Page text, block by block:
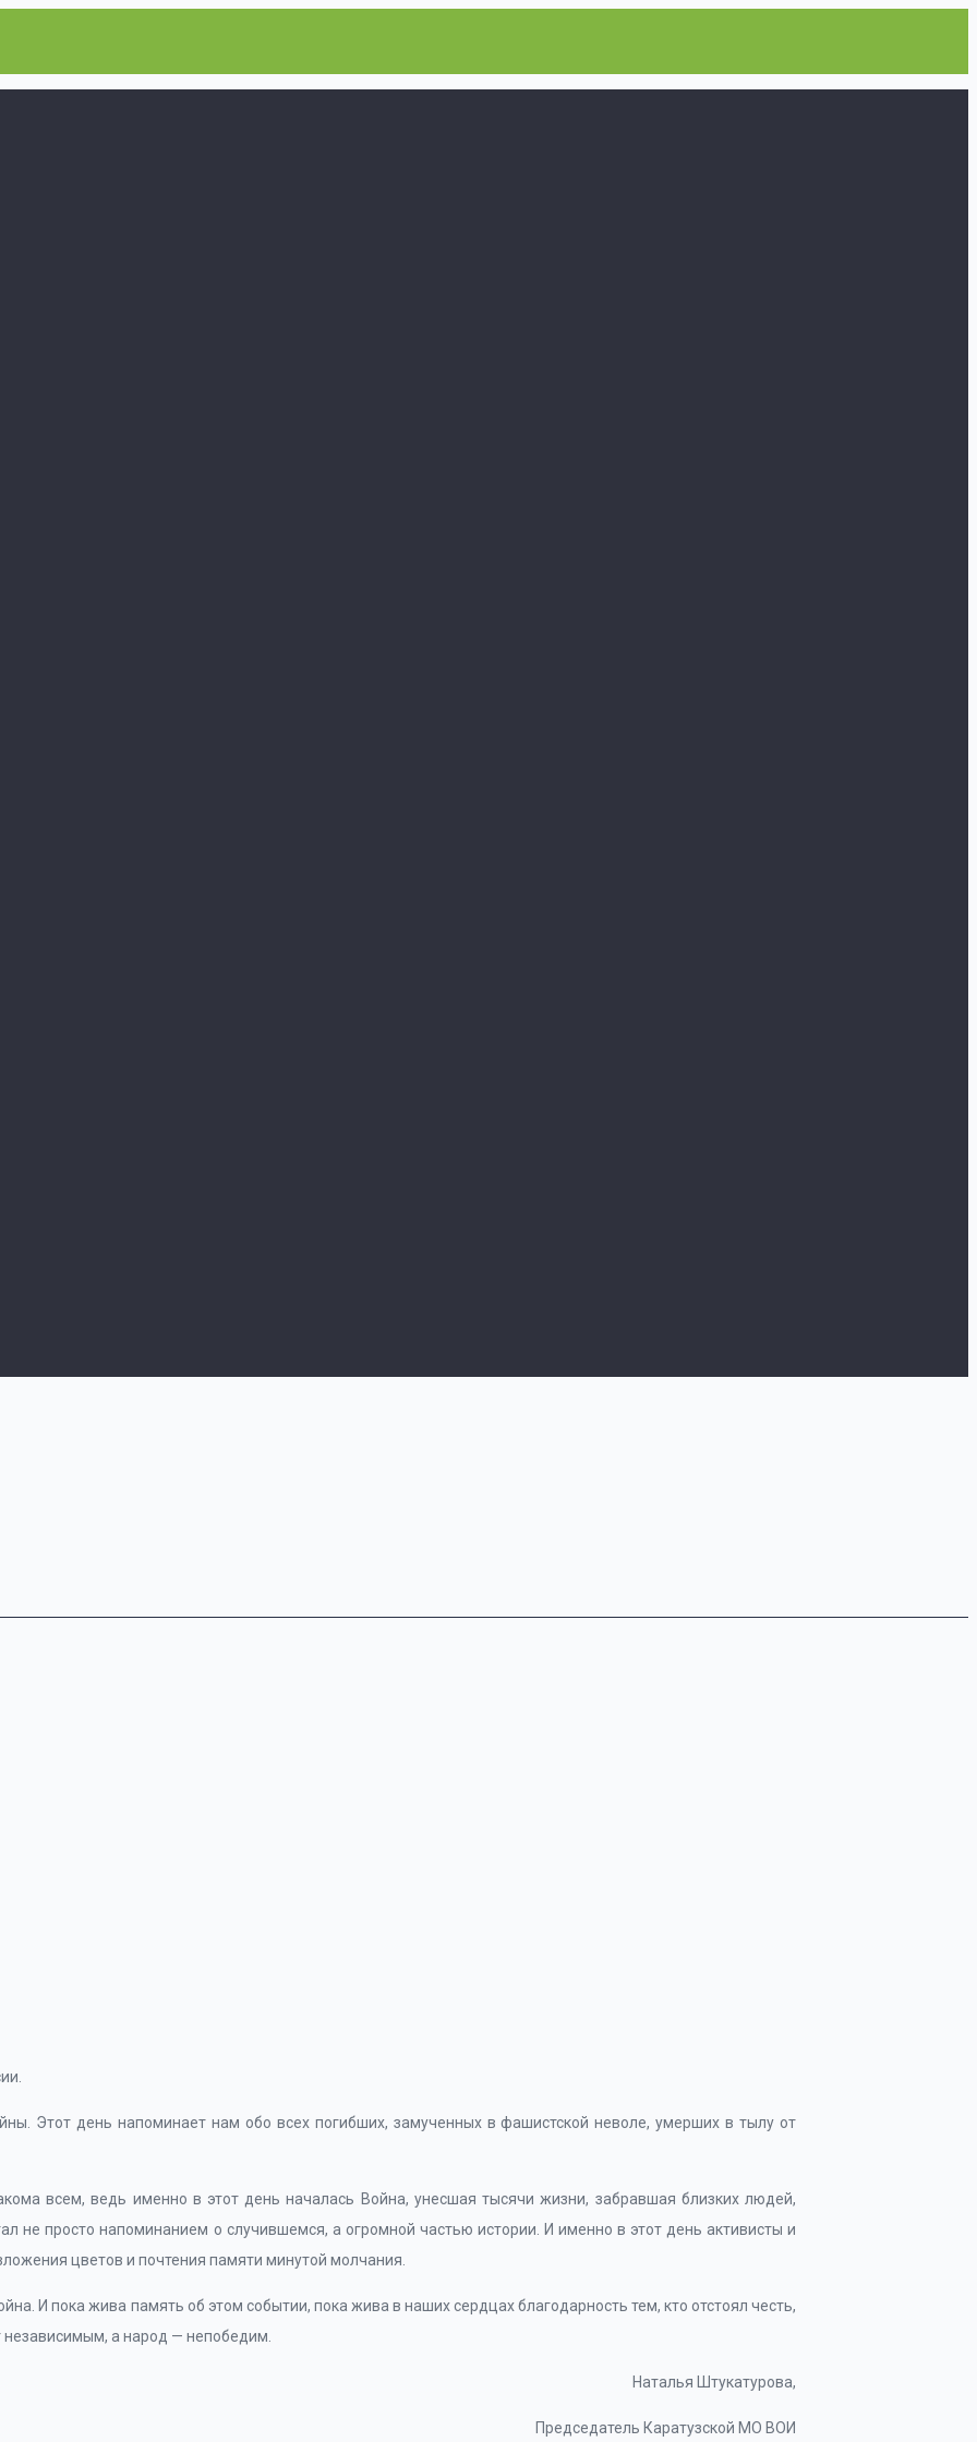
Этот день напоминает нам обо всех погибших, замученных в фашистской неволе, умерших в тылу от
всем, ведь именно в этот день началась Война, унесшая тысячи жизни, забравшая близких людей,
не просто напоминанием о случившемся, а огромной частью истории. И именно в этот день активисты и
цветов и почтения памяти минутой молчания.
И пока жива память об этом событии, пока жива в наших сердцах благодарность тем, кто отстоял честь,
а народ — непобедим.
Наталья Штукатурова,
Председатель Каратузской МО ВОИ